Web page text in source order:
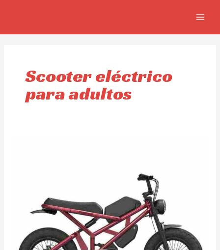
Scooter eléctrico
para adultos